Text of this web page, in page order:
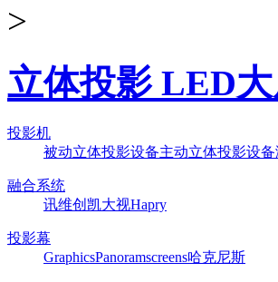
>
立体投影 LED
投影机
被动立体投影设备主动立体投影设备
融合系统
讯维创凯大视Hapry
投影幕
GraphicsPanoramscreens哈克尼斯